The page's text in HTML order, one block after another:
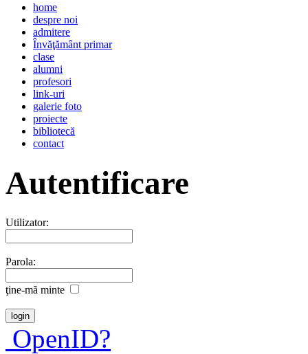
home
despre noi
admitere
Învăţământ primar
clase
alumni
profesori
link-uri
galerie foto
proiecte
bibliotecă
contact
Autentificare
Utilizator:
Parola:
ţine-mã minte
OpenID?